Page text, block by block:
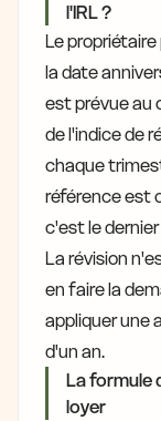
l'IRL ?
Le propriétaire
la date
est prévue au
de l'indice de
chaque
référence est
c'est le
La révision
en faire la
appliquer une
d'un an.
La formule
loyer